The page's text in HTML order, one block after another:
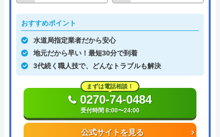
おすすめポイント
水道局指定業者だから安心
地元だから早い！最短30分で到着
3代続く職人技で、どんなトラブルも解決
公式サイトを見る
まずは電話相談！
0270-74-0484
受付時間 8:00〜24:00